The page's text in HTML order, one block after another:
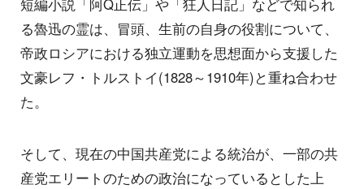
短編小説「阿Q正伝」や「狂人日記」などで知られ
る魯迅の霊は、冒頭、生前の自身の役割について、
帝政ロシアにおける独立運動を思想面から支援した
文豪レフ・トルストイ(1828～1910年)と重ね合わせ
た。
そして、現在の中国共産党による統治が、一部の共
産党エリートのための政治になっているとした上